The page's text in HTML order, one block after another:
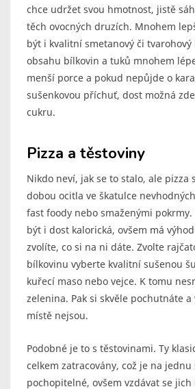
chce udržet svou hmotnost, jistě
těch ovocných druzích. Mnohem
být i kvalitní smetanový či tvarohový
obsahu bílkovin a tuků mnohem
menší porce a pokud nepůjde o
sušenkovou příchuť, dost možná
cukru.
Pizza a těstoviny
Nikdo neví, jak se to stalo, ale pizza
dobou ocitla ve škatulce
fast foody nebo smaženými pokrmy.
být i dost kalorická, ovšem má
zvolíte, co si na ni dáte. Zvolte
bílkovinu vyberte kvalitní sušenou
kuřecí maso nebo vejce. K tomu
zelenina. Pak si skvěle pochutnáte
místě nejsou.
Podobné je to s těstovinami. Ty
celkem zatracovány, což je na
pochopitelné, ovšem vzdávat se